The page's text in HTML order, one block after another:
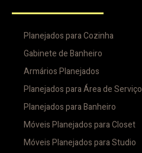
Planejados para Cozinha
Gabinete de Banheiro
Armários Planejados
Planejados para Área de Serviço
Planejados para Banheiro
Móveis Planejados para Closet
Móveis Planejados para Studio